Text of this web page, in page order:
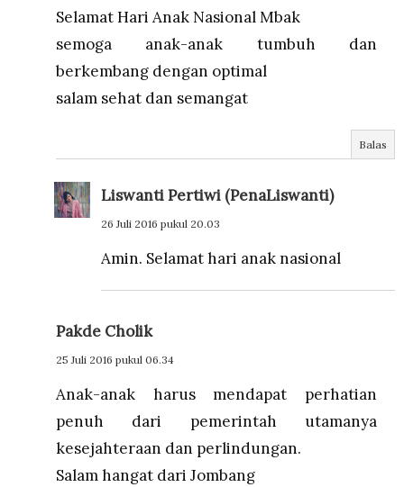
Selamat Hari Anak Nasional Mbak
semoga anak-anak tumbuh dan
berkembang dengan optimal
salam sehat dan semangat
Balas
Liswanti Pertiwi (PenaLiswanti)
26 Juli 2016 pukul 20.03
Amin. Selamat hari anak nasional
Pakde Cholik
25 Juli 2016 pukul 06.34
Anak-anak harus mendapat perhatian
penuh dari pemerintah utamanya
kesejahteraan dan perlindungan.
Salam hangat dari Jombang